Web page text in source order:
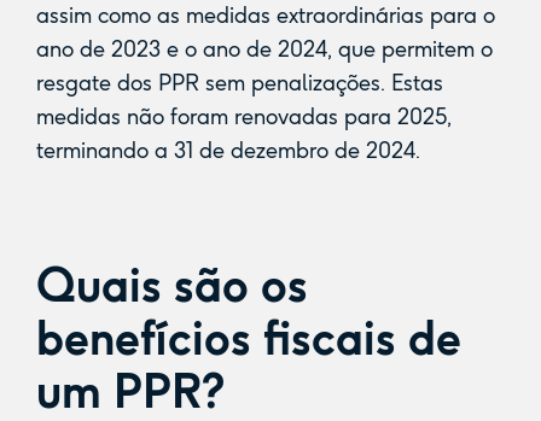
assim como as medidas extraordinárias para o
ano de 2023 e o ano de 2024, que permitem o
resgate dos PPR sem penalizações. Estas
medidas não foram renovadas para 2025,
terminando a 31 de dezembro de 2024.
Quais são os
benefícios fiscais de
um PPR?